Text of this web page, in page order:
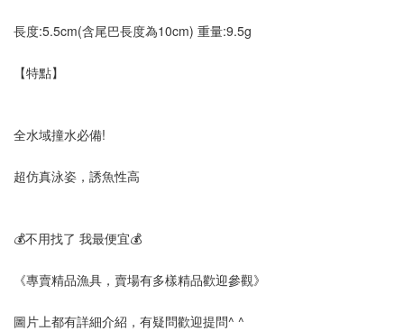
長度:5.5cm(含尾巴長度為10cm) 重量:9.5g
【特點】
全水域撞水必備!
超仿真泳姿，誘魚性高
💰不用找了 我最便宜💰
《專賣精品漁具，賣場有多樣精品歡迎參觀》
圖片上都有詳細介紹，有疑問歡迎提問^ ^